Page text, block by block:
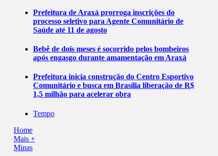
Prefeitura de Araxá prorroga inscrições do
processo seletivo para Agente Comunitário de
Saúde até 11 de agosto
Bebê de dois meses é socorrido pelos bombeiros
após engasgo durante amamentação em Araxá
Prefeitura inicia construção do Centro Esportivo
Comunitário e busca em Brasília liberação de R$
1,5 milhão para acelerar obra
Tempo
Home
Mais +
Minas